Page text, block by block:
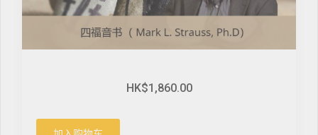
员。
HK$1,860.00